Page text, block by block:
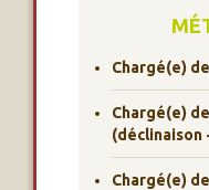
Chargé(e)
Chargé(e)
Chargé(e)